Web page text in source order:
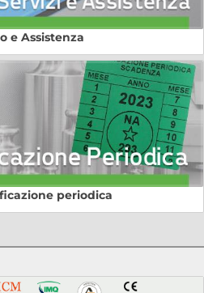
e Assistenza
periodica